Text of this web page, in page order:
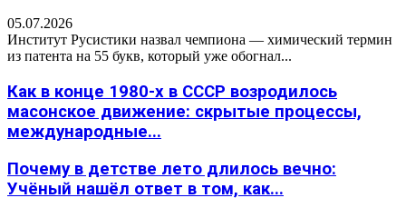
05.07.2026
Институт Русистики назвал чемпиона — химический термин
из патента на 55 букв, который уже обогнал...
Как в конце 1980-х в СССР возродилось
масонское движение: скрытые процессы,
международные...
Почему в детстве лето длилось вечно:
Учёный нашёл ответ в том, как...